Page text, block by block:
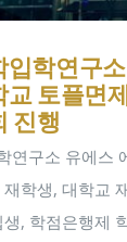
입학연구
교 토플면
진행
연구소 유에스
학생, 대학교
, 학점은행제